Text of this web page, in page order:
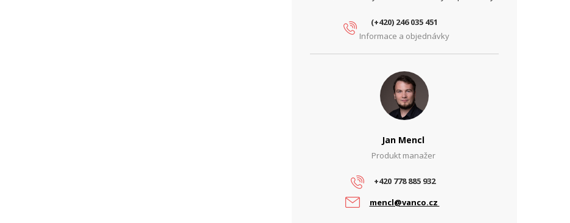
(+420) 246 035 451
Informace a objednávky
Jan Mencl
Produkt manažer
+420 778 885 932
mencl@vanco.cz